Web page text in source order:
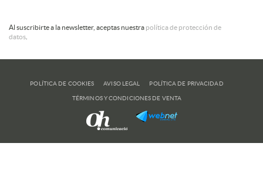
Al suscribirte a la newsletter, aceptas nuestra política de protección de
datos
POLÍTICA DE COOKIES AVISO LEGAL POLÍTICA DE PRIVACIDAD
TÉRMINOS Y CONDICIONES DE VENTA